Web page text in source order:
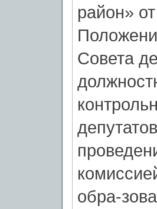
район»
Совета
обра-